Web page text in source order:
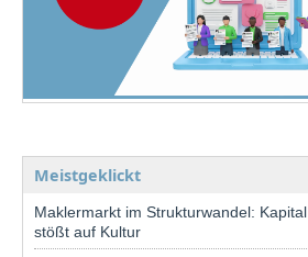
Meistgeklickt
Maklermarkt im Strukturwandel: Kapital
stößt auf Kultur